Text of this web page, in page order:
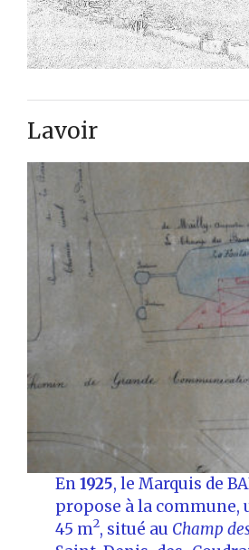
Lavoir
En1925, le Marquis de
propose à la commune,
45 m2, situé au Champ